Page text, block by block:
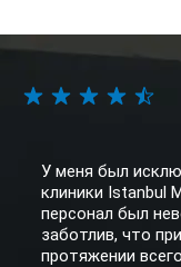
У меня был
клиники Istanbul
персонал был
заботлив, что
протяжении